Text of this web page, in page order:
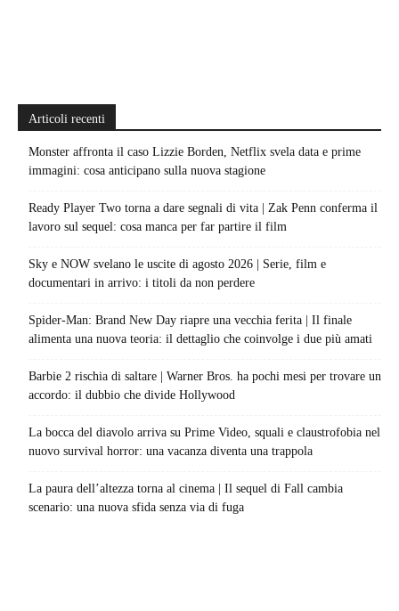
Articoli recenti
Monster affronta il caso Lizzie Borden, Netflix svela data e prime
immagini: cosa anticipano sulla nuova stagione
Ready Player Two torna a dare segnali di vita | Zak Penn conferma il
lavoro sul sequel: cosa manca per far partire il film
Sky e NOW svelano le uscite di agosto 2026 | Serie, film e
documentari in arrivo: i titoli da non perdere
Spider-Man: Brand New Day riapre una vecchia ferita | Il finale
alimenta una nuova teoria: il dettaglio che coinvolge i due più amati
Barbie 2 rischia di saltare | Warner Bros. ha pochi mesi per trovare un
accordo: il dubbio che divide Hollywood
La bocca del diavolo arriva su Prime Video, squali e claustrofobia nel
nuovo survival horror: una vacanza diventa una trappola
La paura dell’altezza torna al cinema | Il sequel di Fall cambia
scenario: una nuova sfida senza via di fuga